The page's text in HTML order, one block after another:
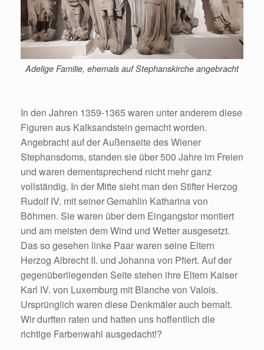
Adelige Familie, ehemals auf Stephanskirche angebracht
In den Jahren 1359-1365 waren unter anderem diese
Figuren aus Kalksandstein gemacht worden.
Angebracht auf der Außenseite des Wiener
Stephansdoms, standen sie über 500 Jahre im Freien
und waren dementsprechend nicht mehr ganz
vollständig. In der Mitte sieht man den Stifter Herzog
Rudolf IV. mit seiner Gemahlin Katharina von
Böhmen. Sie waren über dem Eingangstor montiert
und am meisten dem Wind und Wetter ausgesetzt.
Das so gesehen linke Paar waren seine Eltern
Herzog Albrecht II. und Johanna von Pfiert. Auf der
gegenüberliegenden Seite stehen ihre Eltern Kaiser
Karl IV. von Luxemburg mit Blanche von Valois.
Ursprünglich waren diese Denkmäler auch bemalt.
Wir durften raten und hatten uns hoffentlich die
richtige Farbenwahl ausgedacht!?